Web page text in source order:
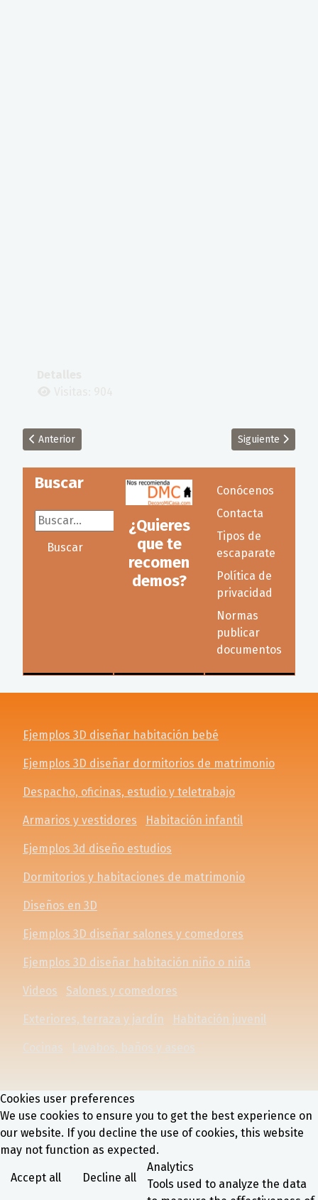
Artículo anterior: Diferentes tipos de decoración de paredes
Anterior Artículo
Siguiente
Buscar
Buscar...
Buscar
¿Quieres
que te
recomen
demos?
Conócenos
Contacta
Tipos de
escaparate
Política de
privacidad
Normas
publicar
documentos
Ejemplos 3D diseñar habitación bebé
Ejemplos 3D diseñar dormitorios de matrimonio
Despacho, oficinas, estudio y teletrabajo
Armarios y vestidores Habitación infantil
Ejemplos 3d diseño estudios
Dormitorios y habitaciones de matrimonio
Diseños en 3D
Ejemplos 3D diseñar salones y comedores
Ejemplos 3D diseñar habitación niño o niña
Videos Salones y comedores
Exteriores, terraza y jardín Habitación juvenil
Cocinas Lavabos, baños y aseos
Cookies user preferences
We use cookies to ensure you to get the best experience on
our website. If you decline the use of cookies, this website
may not function as expected.
Accept all Decline all
Analytics
Tools used to analyze the data